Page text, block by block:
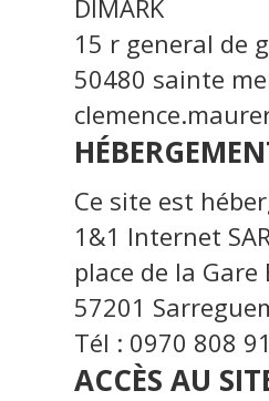
DIMARK
15 r general de
50480 sainte
Ce site est
1&1 Internet
place de la Gare
57201
Tél : 0970 808
ACCÈS AU